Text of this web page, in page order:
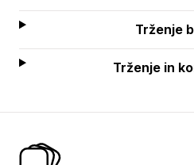
Trženje
Trženje in